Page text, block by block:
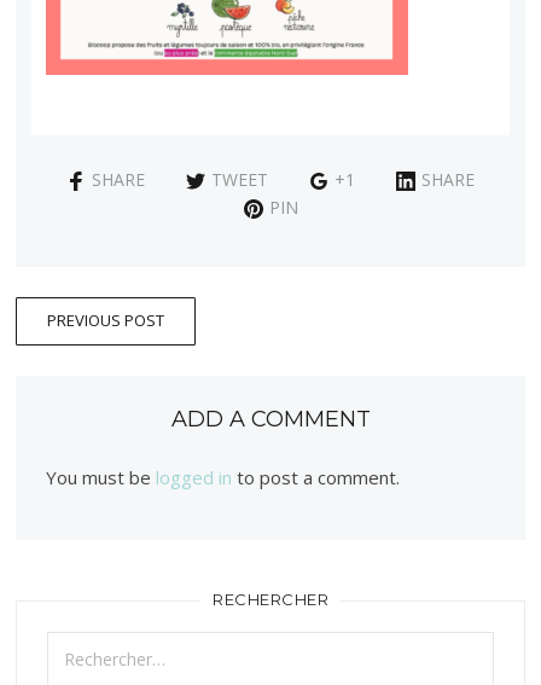
SHARE TWEET +1
SHARE
PIN
PREVIOUS POST
ADD A COMMENT
You must be logged in to post a comment.
RECHERCHER
Rechercher :